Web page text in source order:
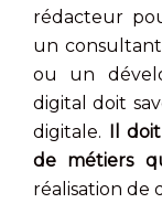
rédacteur
un
ou un
digital doit
digitale. Il
de métiers
réalisation de